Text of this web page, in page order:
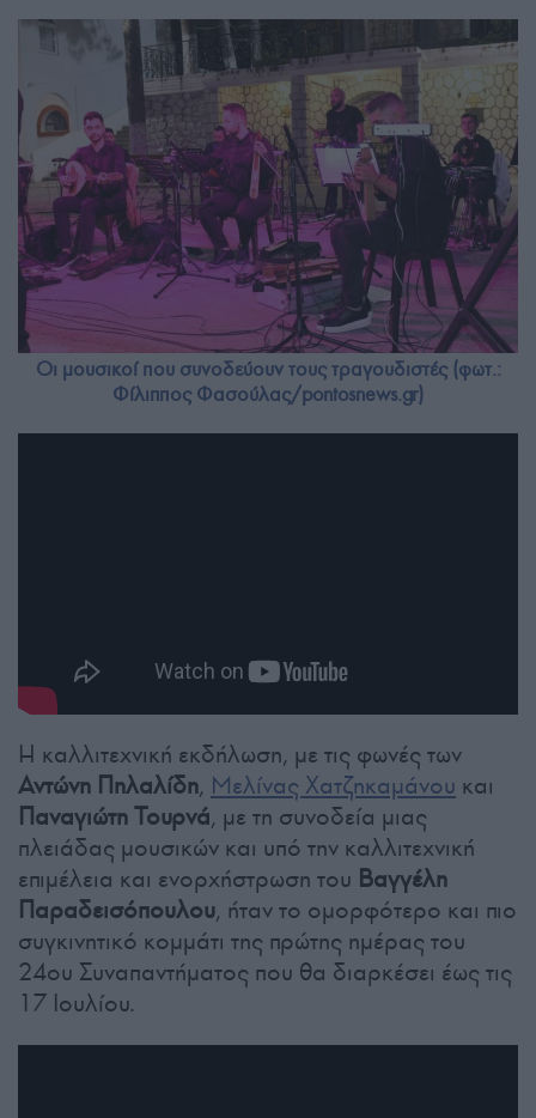
Οι μουσικοί που συνοδεύουν τους τραγουδιστές (φωτ.:
Φίλιππος Φασούλας/pontosnews.gr)
Η καλλιτεχνική εκδήλωση, με τις φωνές των
Αντώνη Πηλαλίδη, Μελίνας Χατζηκαμάνου και
Παναγιώτη Τουρνά, με τη συνοδεία μιας
πλειάδας μουσικών και υπό την καλλιτεχνική
επιμέλεια και ενορχήστρωση του Βαγγέλη
Παραδεισόπουλου, ήταν το ομορφότερο και πιο
συγκινητικό κομμάτι της πρώτης ημέρας του
24ου Συναπαντήματος που θα διαρκέσει έως τις
17 Ιουλίου.